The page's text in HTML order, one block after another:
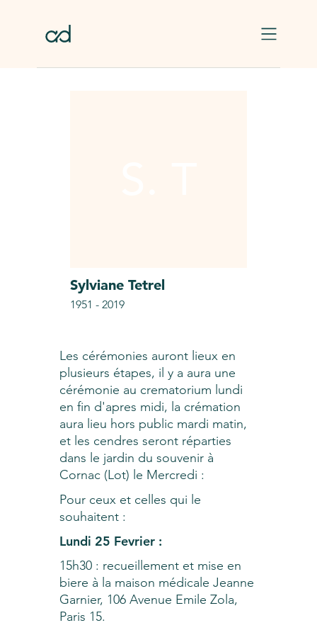
Sylviane Tetrel
1951 - 2019
Les cérémonies auront lieux en
plusieurs étapes, il y a aura une
cérémonie au crematorium lundi
en fin d'apres midi, la crémation
aura lieu hors public mardi matin,
et les cendres seront réparties
dans le jardin du souvenir à
Cornac (Lot) le Mercredi :
Pour ceux et celles qui le
souhaitent :
Lundi 25 Fevrier :
15h30 : recueillement et mise en
biere à la maison médicale Jeanne
Garnier, 106 Avenue Emile Zola,
Paris 15.